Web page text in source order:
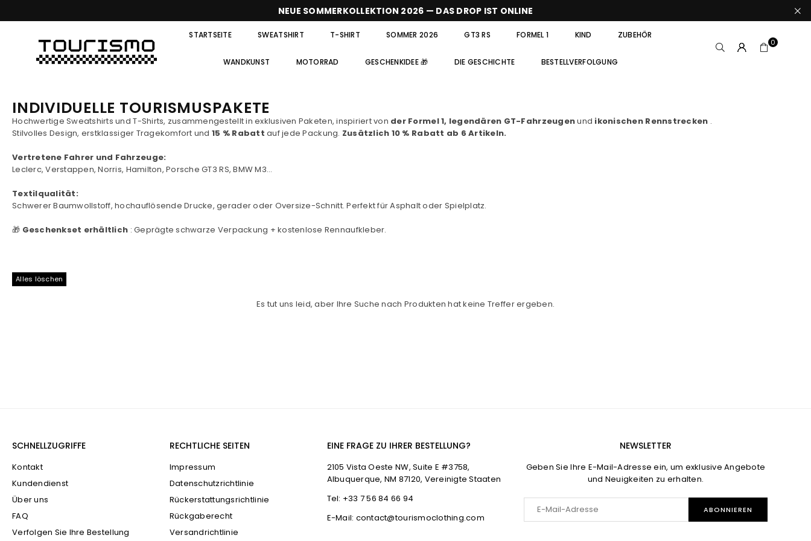
NEUE SOMMERKOLLEKTION 2026 — DAS DROP IST ONLINE
STARTSEITE SWEATSHIRT T-SHIRT SOMMER 2026 GT3 RS FORMEL 1 KIND ZUBEHÖR
WANDKUNST MOTORRAD GESCHENKIDEE 🎁 DIE GESCHICHTE BESTELLVERFOLGUNG
0
INDIVIDUELLE TOURISMUSPAKETE
Hochwertige Sweatshirts und T-Shirts, zusammengestellt in exklusiven Paketen, inspiriert von der Formel 1, legendären GT-Fahrzeugenund ikonischen Rennstrecken .
Stilvolles Design, erstklassiger Tragekomfort und 15 % Rabatt auf jede Packung. Zusätzlich 10 % Rabatt ab 6 Artikeln.
Vertretene Fahrer und Fahrzeuge:
Leclerc, Verstappen, Norris, Hamilton, Porsche GT3 RS, BMW M3…
Textilqualität:
Schwerer Baumwollstoff, hochauflösende Drucke, gerader oder Oversize-Schnitt. Perfekt für Asphalt oder Spielplatz.
🎁 Geschenkset erhältlich : Geprägte schwarze Verpackung + kostenlose Rennaufkleber.
Alles löschen
Es tut uns leid, aber Ihre Suche nach Produkten hat keine Treffer ergeben.
SCHNELLZUGRIFFE
Kontakt
Kundendienst
Über uns
FAQ
Verfolgen Sie Ihre Bestellung
RECHTLICHE SEITEN
Impressum
Datenschutzrichtlinie
Rückerstattungsrichtlinie
Rückgaberecht
Versandrichtlinie
EINE FRAGE ZU IHRER BESTELLUNG?
2105 Vista Oeste NW, Suite E #3758,
Albuquerque, NM 87120, Vereinigte Staaten
Tel: +33 7 56 84 66 94
E-Mail: contact@tourismoclothing.com
NEWSLETTER
Geben Sie Ihre E-Mail-Adresse ein, um exklusive Angebote
und Neuigkeiten zu erhalten.
ABONNIEREN